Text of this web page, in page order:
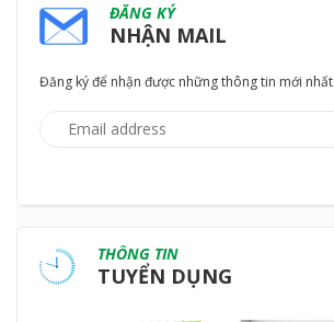
ĐĂNG KÝ
NHẬN MAIL
Đăng ký để nhận được những thông tin mới nhất
THÔNG TIN
TUYỂN DỤNG